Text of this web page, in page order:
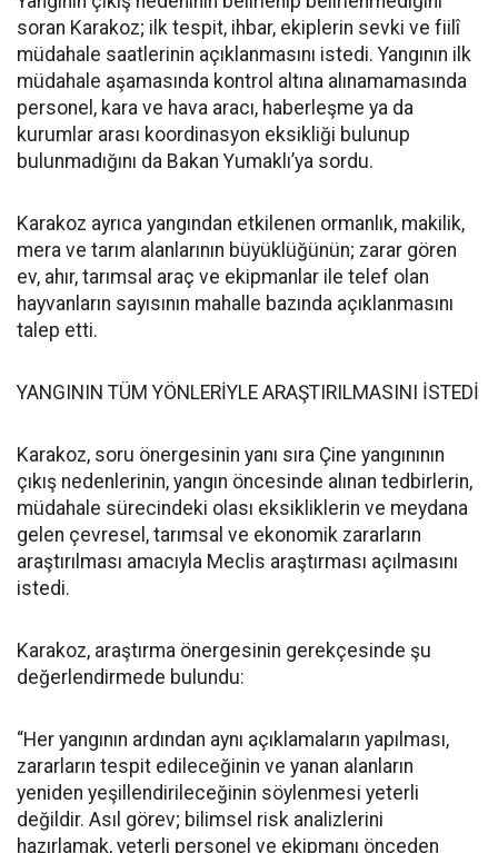
soran Karakoz; ilk tespit, ihbar, ekiplerin sevki ve fiilî
müdahale saatlerinin açıklanmasını istedi. Yangının ilk
müdahale aşamasında kontrol altına alınamamasında
personel, kara ve hava aracı, haberleşme ya da
kurumlar arası koordinasyon eksikliği bulunup
bulunmadığını da Bakan Yumaklı’ya sordu.
Karakoz ayrıca yangından etkilenen ormanlık, makilik,
mera ve tarım alanlarının büyüklüğünün; zarar gören
ev, ahır, tarımsal araç ve ekipmanlar ile telef olan
hayvanların sayısının mahalle bazında açıklanmasını
talep etti.
YANGININ TÜM YÖNLERİYLE ARAŞTIRILMASINI İSTEDİ
Karakoz, soru önergesinin yanı sıra Çine yangınının
çıkış nedenlerinin, yangın öncesinde alınan tedbirlerin,
müdahale sürecindeki olası eksikliklerin ve meydana
gelen çevresel, tarımsal ve ekonomik zararların
araştırılması amacıyla Meclis araştırması açılmasını
istedi.
Karakoz, araştırma önergesinin gerekçesinde şu
değerlendirmede bulundu:
“Her yangının ardından aynı açıklamaların yapılması,
zararların tespit edileceğinin ve yanan alanların
yeniden yeşillendirileceğinin söylenmesi yeterli
değildir. Asıl görev; bilimsel risk analizlerini
hazırlamak, yeterli personel ve ekipmanı önceden